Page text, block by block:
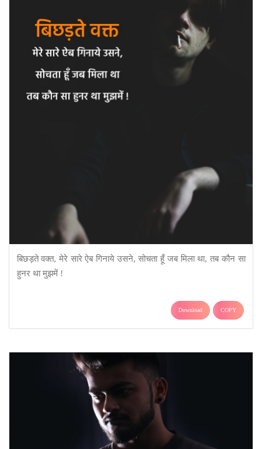
बिछड़ते वक्त, मेरे सारे ऐब गिनाये उसने, सोचता हूँ जब मिला था, तब कौन सा
हुनर था मुझमें !
Download COPY